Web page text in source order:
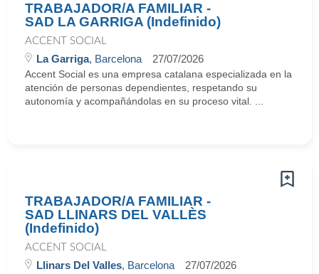
TRABAJADOR/A FAMILIAR -
SAD LA GARRIGA (Indefinido)
ACCENT SOCIAL
La Garriga, Barcelona 27/07/2026
Accent Social es una empresa catalana especializada en la
atención de personas dependientes, respetando su
autonomía y acompañándolas en su proceso vital. ...
TRABAJADOR/A FAMILIAR -
SAD LLINARS DEL VALLÈS
(Indefinido)
ACCENT SOCIAL
Llinars Del Valles, Barcelona 27/07/2026